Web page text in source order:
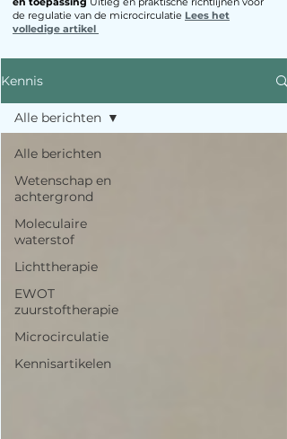
de regulatie van de microcirculatie Lees het
volledige artikel
Kennis
Alle berichten
Wetenschap en
achtergrond
Moleculaire
waterstof
Lichttherapie
EWOT
zuurstoftherapie
Microcirculatie
Kennisartikelen
Alle berichten